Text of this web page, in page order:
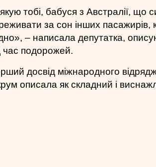
тобі, бабуся з Австралії,
за сон інших
– написала депутатка,
час подорожей.
досвід міжнародного
описала як складний і